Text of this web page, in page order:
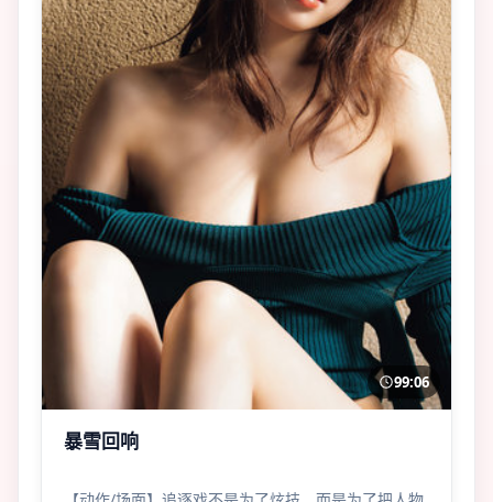
99:06
暴雪回响